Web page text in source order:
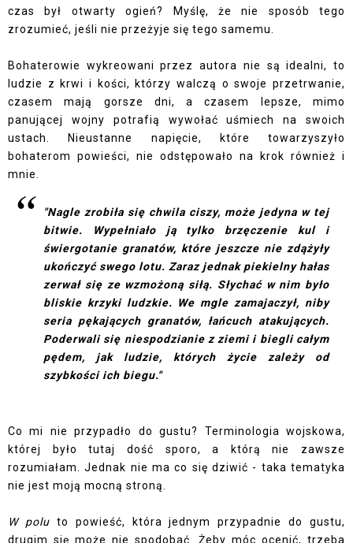
czas był otwarty ogień? Myślę, że nie sposób tego
zrozumieć, jeśli nie przeżyje się tego samemu.
Bohaterowie wykreowani przez autora nie są idealni, to
ludzie z krwi i kości, którzy walczą o swoje przetrwanie,
czasem mają gorsze dni, a czasem lepsze, mimo
panującej wojny potrafią wywołać uśmiech na swoich
ustach. Nieustanne napięcie, które towarzyszyło
bohaterom powieści, nie odstępowało na krok również i
mnie.
"Nagle zrobiła się chwila ciszy, może jedyna w tej
bitwie. Wypełniało ją tylko brzęczenie kul i
świergotanie granatów, które jeszcze nie zdążyły
ukończyć swego lotu. Zaraz jednak piekielny hałas
zerwał się ze wzmożoną siłą. Słychać w nim było
bliskie krzyki ludzkie. We mgle zamajaczył, niby
seria pękających granatów, łańcuch atakujących.
Poderwali się niespodzianie z ziemi i biegli całym
pędem, jak ludzie, których życie zależy od
szybkości ich biegu."
Co mi nie przypadło do gustu? Terminologia wojskowa,
której było tutaj dość sporo, a którą nie zawsze
rozumiałam. Jednak nie ma co się dziwić - taka tematyka
nie jest moją mocną stroną.
W poluto powieść, która jednym przypadnie do gustu,
drugim się może nie spodobać. Żeby móc ocenić, trzeba